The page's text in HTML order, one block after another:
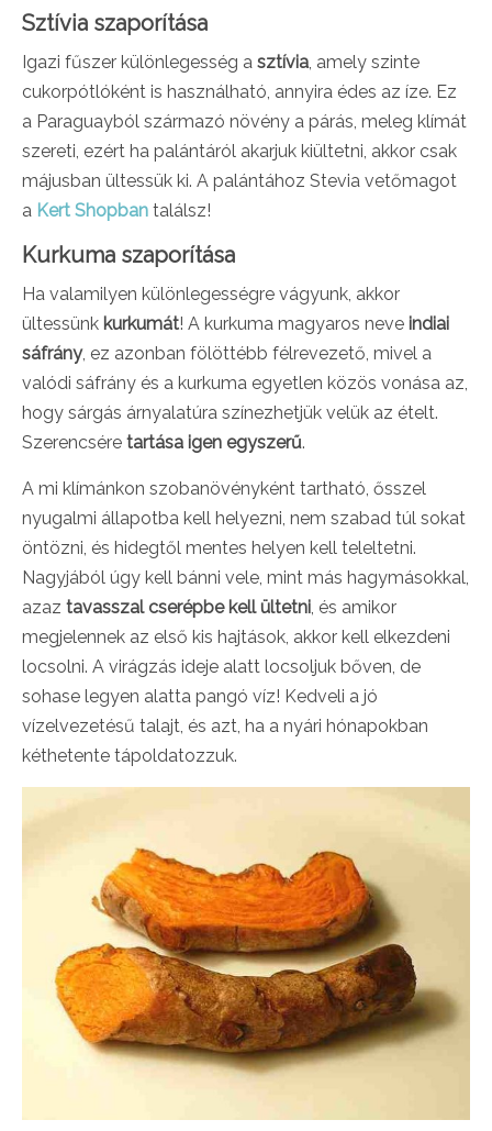
Sztívia szaporítása
Igazi fűszer különlegesség a sztívia , amely szinte
cukorpótlóként is használható, annyira édes az íze. Ez
a Paraguayból származó növény a párás, meleg klímát
szereti, ezért ha palántáról akarjuk kiültetni, akkor csak
májusban ültessük ki. A palántához Stevia vetőmagot
a Kert Shopban találsz!
Kurkuma szaporítása
Ha valamilyen különlegességre vágyunk, akkor
ültessünk kurkumát! A kurkuma magyaros neve indiai
sáfrány, ez azonban fölöttébb félrevezető, mivel a
valódi sáfrány és a kurkuma egyetlen közös vonása az,
hogy sárgás árnyalatúra színezhetjük velük az ételt.
Szerencsére tartása igen egyszerű.
A mi klímánkon szobanövényként tartható, ősszel
nyugalmi állapotba kell helyezni, nem szabad túl sokat
öntözni, és hidegtől mentes helyen kell teleltetni.
Nagyjából úgy kell bánni vele, mint más hagymásokkal,
azaz tavasszal cserépbe kell ültetni , és amikor
megjelennek az első kis hajtások, akkor kell elkezdeni
locsolni. A virágzás ideje alatt locsoljuk bőven, de
sohase legyen alatta pangó víz! Kedveli a jó
vízelvezetésű talajt, és azt, ha a nyári hónapokban
kéthetente tápoldatozzuk.